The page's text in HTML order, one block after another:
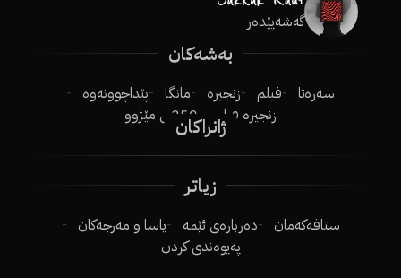
گەشەپێدەر
بەشەکان
سەرەتا فیلم زنجیرە مانگا
پێداچوونەوە
زنجیرە فیلم
250ـی مێژوو
ژانراکان
زیاتر
ستافەکەمان دەربارەی ئێمە
یاسا و مەرجەکان
پەیوەندی کردن